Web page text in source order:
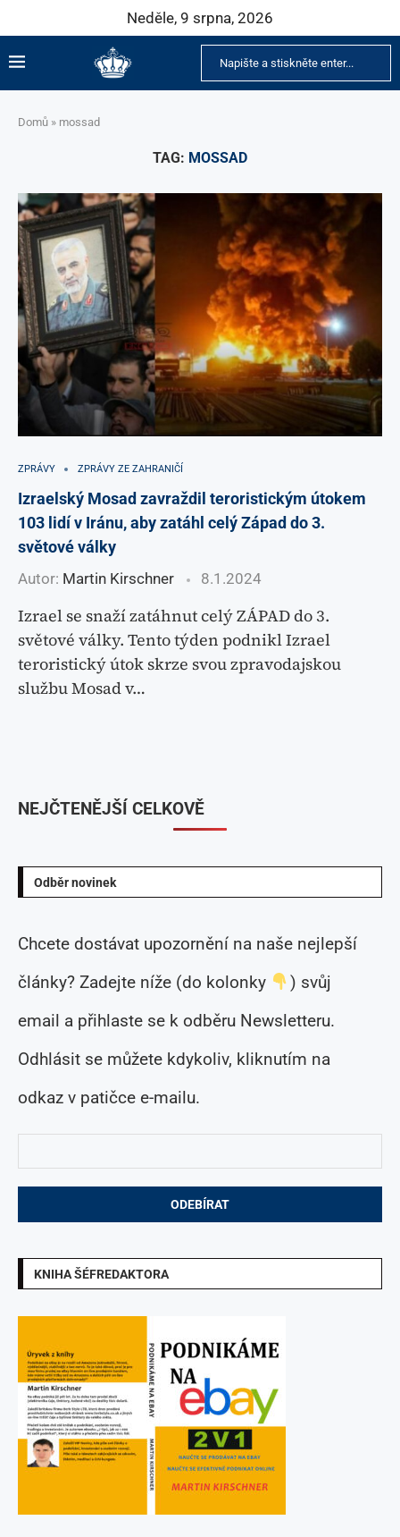
Neděle, 9 srpna, 2026
Domů » mossad
TAG: MOSSAD
ZPRÁVY ZPRÁVY ZE ZAHRANIČÍ
Izraelský Mosad zavraždil teroristickým útokem
103 lidí v Iránu, aby zatáhl celý Západ do 3.
světové války
Autor: Martin Kirschner 8.1.2024
Izrael se snaží zatáhnut celý ZÁPAD do 3.
světové války. Tento týden podnikl Izrael
teroristický útok skrze svou zpravodajskou
službu Mosad v…
Odběr novinek
Chcete dostávat upozornění na naše nejlepší
články? Zadejte níže (do kolonky
) svůj
email a přihlaste se k odběru Newsletteru.
Odhlásit se můžete kdykoliv, kliknutím na
odkaz v patičce e-mailu.
KNIHA ŠÉFREDAKTORA
NEJČTENĚJŠÍ CELKOVĚ